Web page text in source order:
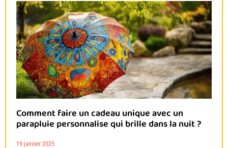
Comment faire un cadeau unique avec un
parapluie personnalise qui brille dans la nuit ?
19 janvier 2025